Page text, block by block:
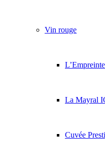
Vin rouge
La Mayral
Cuvée